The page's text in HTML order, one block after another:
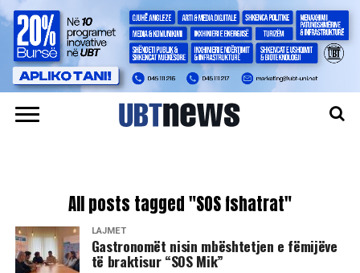
All posts tagged "SOS fshatrat"
LAJMET
​Gastronomët nisin mbështetjen e fëmijëve
të braktisur “SOS Mik”